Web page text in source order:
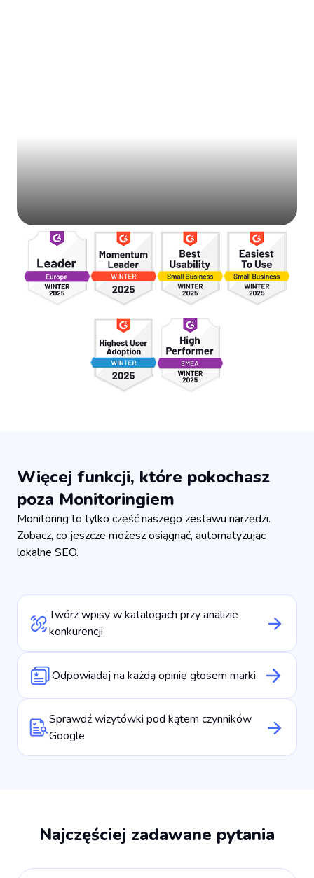
Więcej funkcji, które pokochasz
poza Monitoringiem
Monitoring to tylko część naszego zestawu narzędzi.
Zobacz, co jeszcze możesz osiągnąć, automatyzując
lokalne SEO.
Twórz wpisy w katalogach przy analizie
konkurencji
Odpowiadaj na każdą opinię głosem marki
Sprawdź wizytówki pod kątem czynników
Google
Najczęściej zadawane pytania